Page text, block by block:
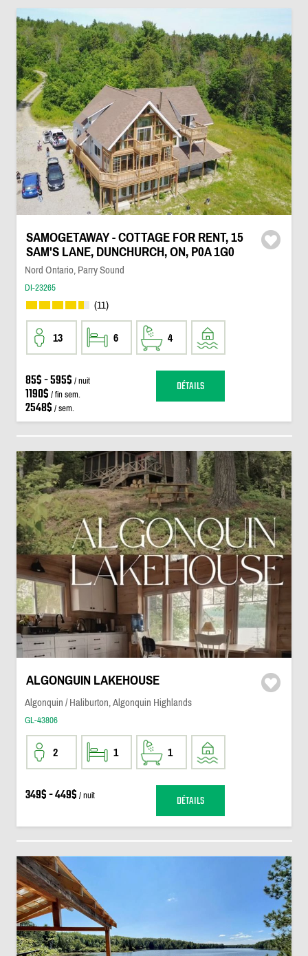
SAMOGETAWAY - COTTAGE FOR RENT, 15
SAM'S LANE, DUNCHURCH, ON, P0A 1G0
Nord Ontario, Parry Sound
DI-23265
(11)
13 6 4
85$ - 595$ / nuit
1190$ / fin sem.
2548$ / sem.
DÉTAILS
ALGONGUIN LAKEHOUSE
Algonquin / Haliburton, Algonquin Highlands
GL-43806
2 1 1
349$ - 449$ / nuit DÉTAILS